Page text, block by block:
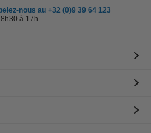
nous au +32 (0)9 39 64 123
à 17h